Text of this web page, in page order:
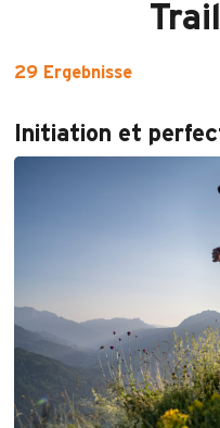
29 Ergebnisse
Initiation et